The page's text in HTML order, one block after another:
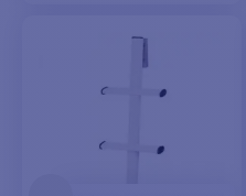
VOIR LES MODÈLES